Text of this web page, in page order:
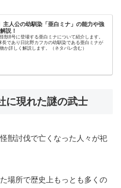
主人公の幼馴染「亜白ミナ」の能力や強
説！
獣8号に登場する亜白ミナについて紹介します。
長であり日比野カフカの幼馴染である亜白ミナが
か詳しく解説します。（ネタバレ含む）
に現れた謎の武士
獣討伐で亡くなった人々が祀
場所で歴史上もっとも多くの